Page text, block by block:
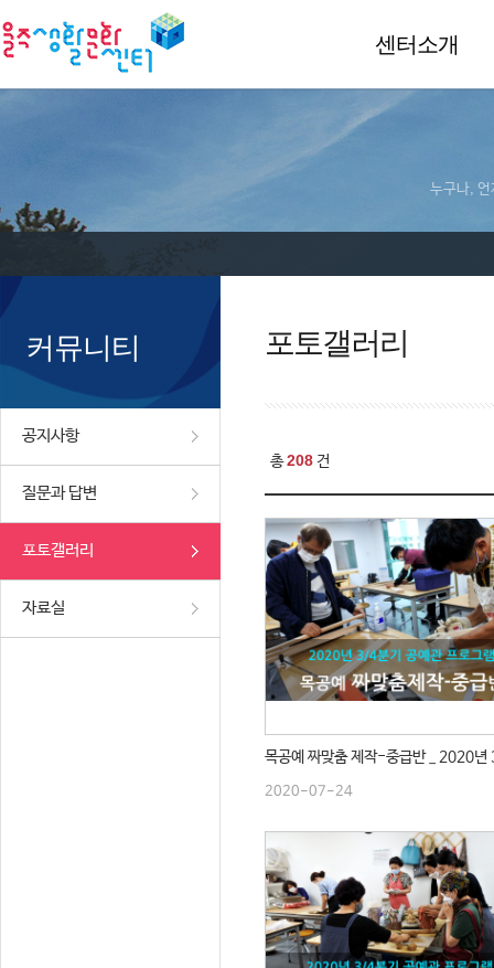
센터소개
누구나, 언
커뮤니티
공지사항
질문과 답변
포토갤러리
자료실
포토갤러리
총208 건
2020-07-24